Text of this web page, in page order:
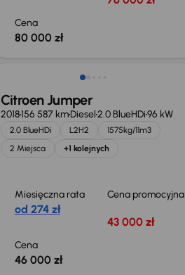
Cena
80 000 zł
Citroen Jumper
2018156 587 kmDiesel2.0 BlueHDi96 kW
2.0 BlueHDi L2H2
1575kg/11m3
2 Miejsca
+1 kolejnych
Miesięczna rata
od 274 zł
Cena promocyjna
43 000 zł
Cena
46 000 zł